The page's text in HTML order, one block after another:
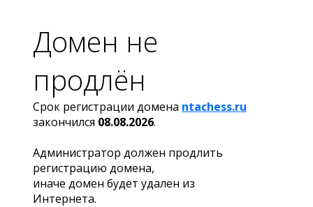
Домен не
продлён
Срок регистрации домена ntachess.ru
закончился 08.08.2026.
Администратор должен продлить
регистрацию домена,
иначе домен будет удален из
Интернета.